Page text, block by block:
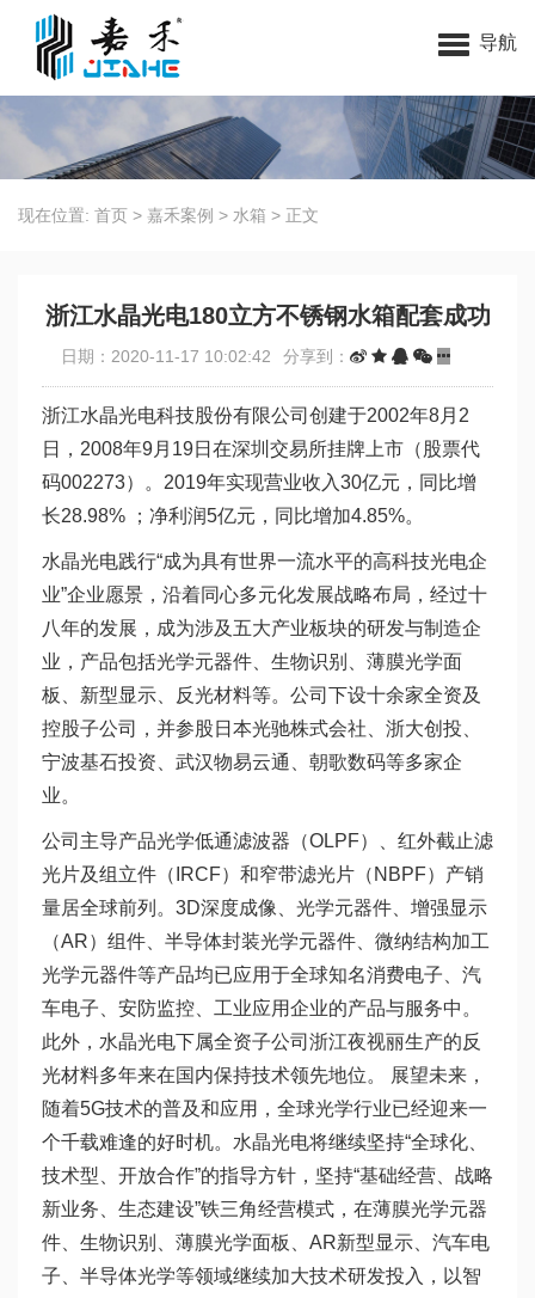
无锡嘉禾环保科技有限公司
导航
现在位置: 首页 > 嘉禾案例 > 水箱 > 正文
浙江水晶光电180立方不锈钢水箱配套成功
日期：2020-11-17 10:02:42 分享到：
浙江水晶光电科技股份有限公司创建于2002年8月2
日，2008年9月19日在深圳交易所挂牌上市（股票代
码002273）。2019年实现营业收入30亿元，同比增
长28.98% ；净利润5亿元，同比增加4.85%。
水晶光电践行“成为具有世界一流水平的高科技光电企
业”企业愿景，沿着同心多元化发展战略布局，经过十
八年的发展，成为涉及五大产业板块的研发与制造企
业，产品包括光学元器件、生物识别、薄膜光学面
板、新型显示、反光材料等。公司下设十余家全资及
控股子公司，并参股日本光驰株式会社、浙大创投、
宁波基石投资、武汉物易云通、朝歌数码等多家企
业。
公司主导产品光学低通滤波器（OLPF）、红外截止滤
光片及组立件（IRCF）和窄带滤光片（NBPF）产销
量居全球前列。3D深度成像、光学元器件、增强显示
（AR）组件、半导体封装光学元器件、微纳结构加工
光学元器件等产品均已应用于全球知名消费电子、汽
车电子、安防监控、工业应用企业的产品与服务中。
此外，水晶光电下属全资子公司浙江夜视丽生产的反
光材料多年来在国内保持技术领先地位。 展望未来，
随着5G技术的普及和应用，全球光学行业已经迎来一
个千载难逢的好时机。水晶光电将继续坚持“全球化、
技术型、开放合作”的指导方针，坚持“基础经营、战略
新业务、生态建设”铁三角经营模式，在薄膜光学元器
件、生物识别、薄膜光学面板、AR新型显示、汽车电
子、半导体光学等领域继续加大技术研发投入，以智